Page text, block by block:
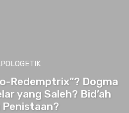
Redemptrix”? Dogma
yang Saleh? Bid’ah